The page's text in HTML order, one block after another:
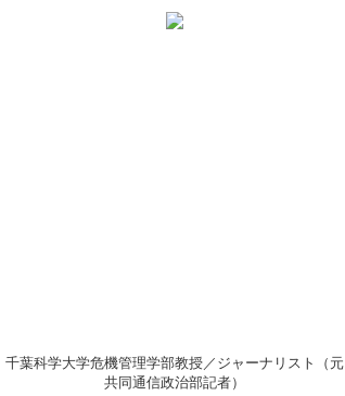
千葉科学大学危機管理学部教授／ジャーナリスト（元
共同通信政治部記者）